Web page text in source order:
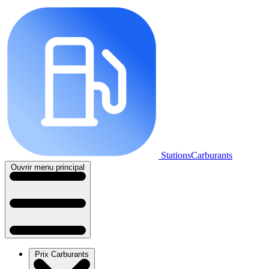
StationsCarburants
Ouvrir menu principal
Prix Carburants